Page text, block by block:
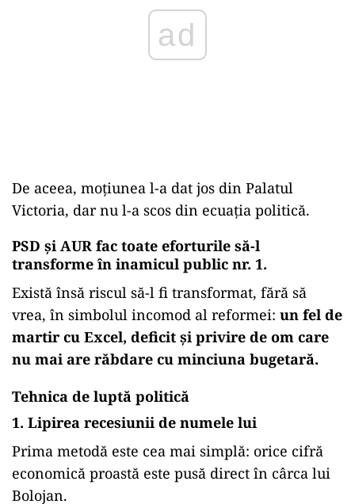
ad
De aceea, moțiunea l-a dat jos din Palatul
Victoria, dar nu l-a scos din ecuația politică.
PSD și AUR fac toate eforturile să-l
transforme în inamicul public nr. 1.
Există însă riscul să-l fi transformat, fără să
vrea, în simbolul incomod al reformei: un fel de
martir cu Excel, deficit și privire de om care
nu mai are răbdare cu minciuna bugetară.
Tehnica de luptă politică
1. Lipirea recesiunii de numele lui
Prima metodă este cea mai simplă: orice cifră
economică proastă este pusă direct în cârca lui
Bolojan.